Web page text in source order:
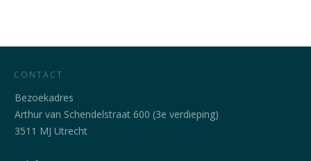
CONTACT
Bezoekadres
Arthur van Schendelstraat 600 (3e verdieping)
3511 MJ Utrecht